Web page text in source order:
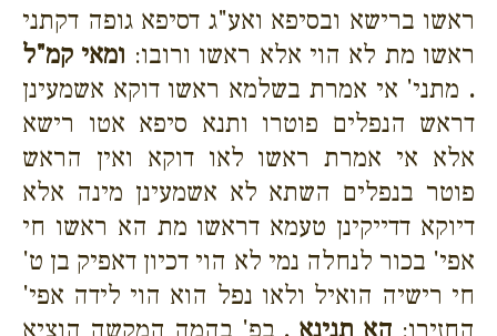
ראשו ברישא ובסיפא ואע"ג דסיפא גופה דקתני
ראשו מת לא הוי אלא ראשו ורובו: ומאי קמ"ל
. מתני' אי אמרת בשלמא ראשו דוקא אשמעינן
דראש הנפלים פוטרו ותנא סיפא אטו רישא
אלא אי אמרת ראשו לאו דוקא ואין הראש
פוטר בנפלים השתא לא אשמעינן מינה אלא
דיוקא דדייקינן טעמא דראשו מת הא ראשו חי
אפי' בכור לנחלה נמי לא הוי דכיון דאפיק בן ט'
חי רישיה הואיל ולאו נפל הוא הוי לידה אפי'